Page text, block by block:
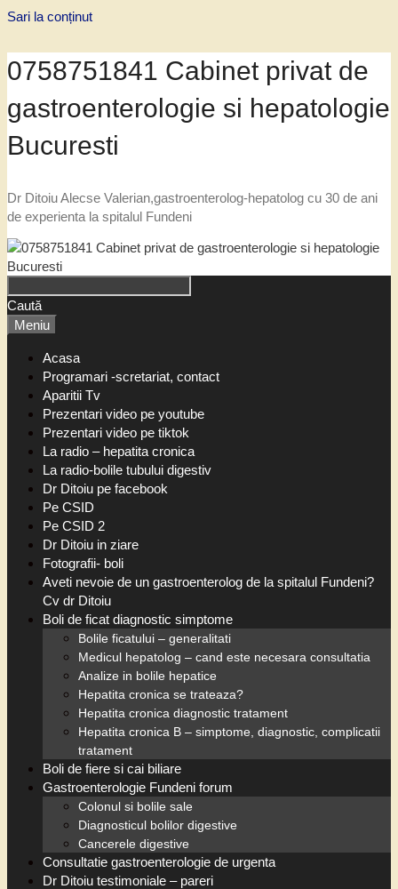
Sari la conținut
0758751841 Cabinet privat de
gastroenterologie si hepatologie
Bucuresti
Dr Ditoiu Alecse Valerian,gastroenterolog-hepatolog cu 30 de ani
de experienta la spitalul Fundeni
Caută
Meniu
Acasa
Programari -scretariat, contact
Aparitii Tv
Prezentari video pe youtube
Prezentari video pe tiktok
La radio – hepatita cronica
La radio-bolile tubului digestiv
Dr Ditoiu pe facebook
Pe CSID
Pe CSID 2
Dr Ditoiu in ziare
Fotografii- boli
Aveti nevoie de un gastroenterolog de la spitalul Fundeni?
Cv dr Ditoiu
Boli de ficat diagnostic simptome
Bolile ficatului – generalitati
Medicul hepatolog – cand este necesara consultatia
Analize in bolile hepatice
Hepatita cronica se trateaza?
Hepatita cronica diagnostic tratament
Hepatita cronica B – simptome, diagnostic, complicatii
tratament
Boli de fiere si cai biliare
Gastroenterologie Fundeni forum
Colonul si bolile sale
Diagnosticul bolilor digestive
Cancerele digestive
Consultatie gastroenterologie de urgenta
Dr Ditoiu testimoniale – pareri